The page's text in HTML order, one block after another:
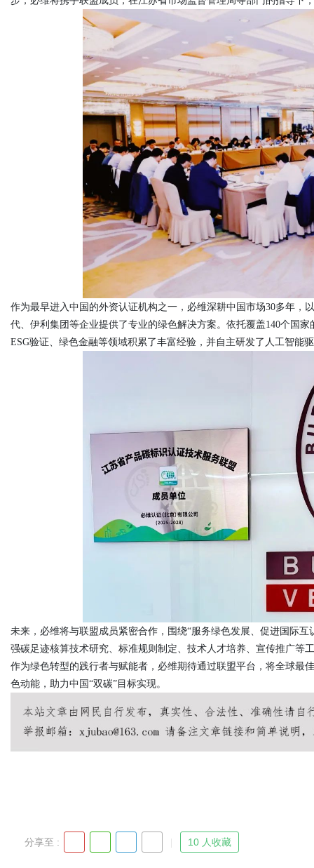
作为最早进入中国的外资认证机构之一，必维深耕中国市场30多年，
代、伊利集团等企业提供了专业的绿色解决方案。依托覆盖140个国
ESG验证、绿色金融等领域积累了丰富经验，并自主研发了人工智能
未来，必维将与联盟成员紧密合作，围绕“服务绿色发展、促进国际
强碳足迹核算技术研究、标准规则制定、技术人才培养、宣传推广等
作为绿色转型的践行者与赋能者，必维期待通过联盟平台，将全球最
色动能，助力中国“双碳”目标实现。
分享至 : 10 人收藏